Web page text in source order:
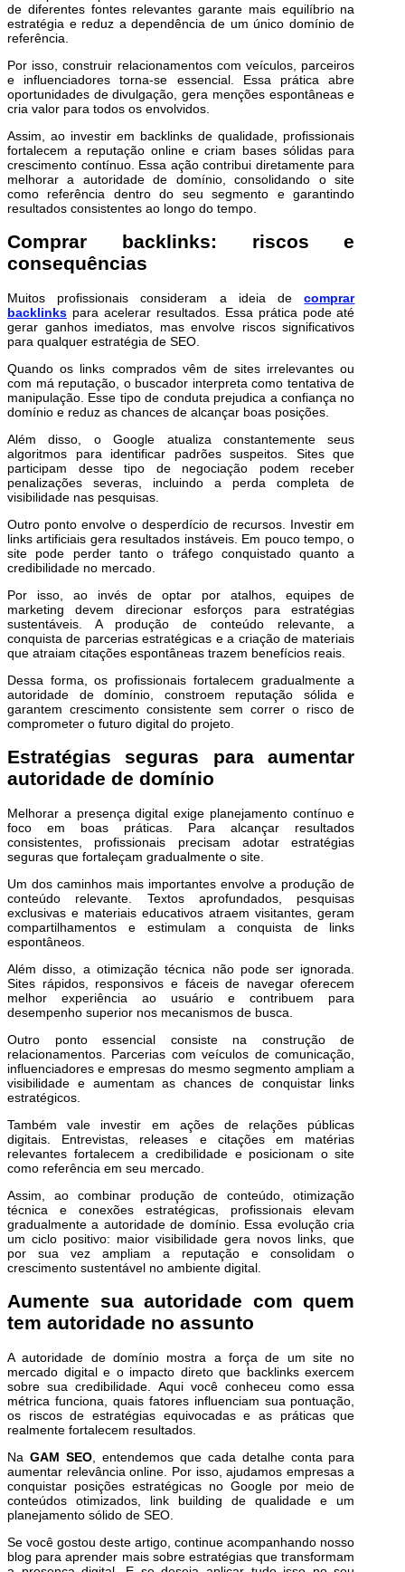
de diferentes fontes relevantes garante mais equilíbrio na
estratégia e reduz a dependência de um único domínio de
referência.
Por isso, construir relacionamentos com veículos, parceiros
e influenciadores torna-se essencial. Essa prática abre
oportunidades de divulgação, gera menções espontâneas e
cria valor para todos os envolvidos.
Assim, ao investir em backlinks de qualidade, profissionais
fortalecem a reputação online e criam bases sólidas para
crescimento contínuo. Essa ação contribui diretamente para
melhorar a autoridade de domínio, consolidando o site
como referência dentro do seu segmento e garantindo
resultados consistentes ao longo do tempo.
Comprar backlinks: riscos e
consequências
Muitos profissionais consideram a ideia decomprar
backlinks para acelerar resultados. Essa prática pode até
gerar ganhos imediatos, mas envolve riscos significativos
para qualquer estratégia de SEO.
Quando os links comprados vêm de sites irrelevantes ou
com má reputação, o buscador interpreta como tentativa de
manipulação. Esse tipo de conduta prejudica a confiança no
domínio e reduz as chances de alcançar boas posições.
Além disso, o Google atualiza constantemente seus
algoritmos para identificar padrões suspeitos. Sites que
participam desse tipo de negociação podem receber
penalizações severas, incluindo a perda completa de
visibilidade nas pesquisas.
Outro ponto envolve o desperdício de recursos. Investir em
links artificiais gera resultados instáveis. Em pouco tempo, o
site pode perder tanto o tráfego conquistado quanto a
credibilidade no mercado.
Por isso, ao invés de optar por atalhos, equipes de
marketing devem direcionar esforços para estratégias
sustentáveis. A produção de conteúdo relevante, a
conquista de parcerias estratégicas e a criação de materiais
que atraiam citações espontâneas trazem benefícios reais.
Dessa forma, os profissionais fortalecem gradualmente a
autoridade de domínio, constroem reputação sólida e
garantem crescimento consistente sem correr o risco de
comprometer o futuro digital do projeto.
Estratégias seguras para aumentar
autoridade de domínio
Melhorar a presença digital exige planejamento contínuo e
foco em boas práticas. Para alcançar resultados
consistentes, profissionais precisam adotar estratégias
seguras que fortaleçam gradualmente o site.
Um dos caminhos mais importantes envolve a produção de
conteúdo relevante. Textos aprofundados, pesquisas
exclusivas e materiais educativos atraem visitantes, geram
compartilhamentos e estimulam a conquista de links
espontâneos.
Além disso, a otimização técnica não pode ser ignorada.
Sites rápidos, responsivos e fáceis de navegar oferecem
melhor experiência ao usuário e contribuem para
desempenho superior nos mecanismos de busca.
Outro ponto essencial consiste na construção de
relacionamentos. Parcerias com veículos de comunicação,
influenciadores e empresas do mesmo segmento ampliam a
visibilidade e aumentam as chances de conquistar links
estratégicos.
Também vale investir em ações de relações públicas
digitais. Entrevistas, releases e citações em matérias
relevantes fortalecem a credibilidade e posicionam o site
como referência em seu mercado.
Assim, ao combinar produção de conteúdo, otimização
técnica e conexões estratégicas, profissionais elevam
gradualmente a autoridade de domínio. Essa evolução cria
um ciclo positivo: maior visibilidade gera novos links, que
por sua vez ampliam a reputação e consolidam o
crescimento sustentável no ambiente digital.
Aumente sua autoridade com quem
tem autoridade no assunto
A autoridade de domínio mostra a força de um site no
mercado digital e o impacto direto que backlinks exercem
sobre sua credibilidade. Aqui você conheceu como essa
métrica funciona, quais fatores influenciam sua pontuação,
os riscos de estratégias equivocadas e as práticas que
realmente fortalecem resultados.
Na GAM SEO, entendemos que cada detalhe conta para
aumentar relevância online. Por isso, ajudamos empresas a
conquistar posições estratégicas no Google por meio de
conteúdos otimizados, link building de qualidade e um
planejamento sólido de SEO.
Se você gostou deste artigo, continue acompanhando nosso
blog para aprender mais sobre estratégias que transformam